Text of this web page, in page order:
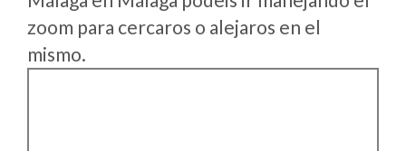
zoom para cercaros o alejaros en el
mismo.